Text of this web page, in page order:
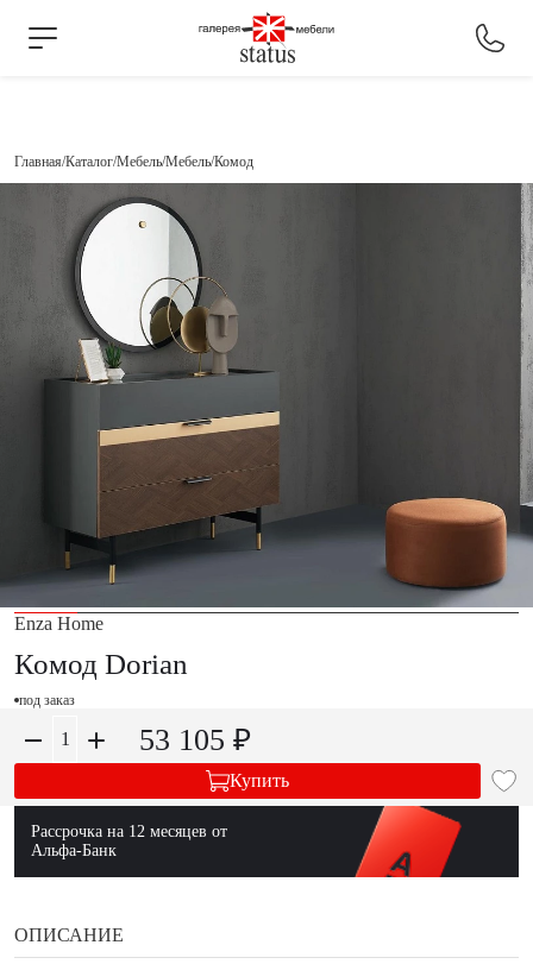
Главная Каталог Мебель Мебель Комод
Enza Home
Комод Dorian
под заказ
53 105 ₽
Купить
Рассрочка на 12 месяцев от
Альфа-Банк
ОПИСАНИЕ